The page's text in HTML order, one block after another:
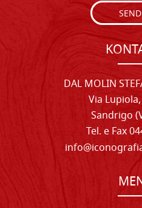
DAL MOLIN
Via
Sandrigo
Tel. e Fax